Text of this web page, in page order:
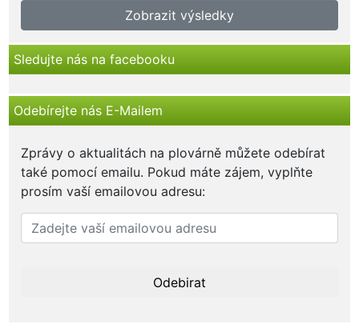
Zobrazit výsledky
Sledujte nás na facebooku
Odebírejte nás E-Mailem
Zprávy o aktualitách na plovárně můžete odebírat
také pomocí emailu. Pokud máte zájem, vyplňte
prosím vaší emailovou adresu: